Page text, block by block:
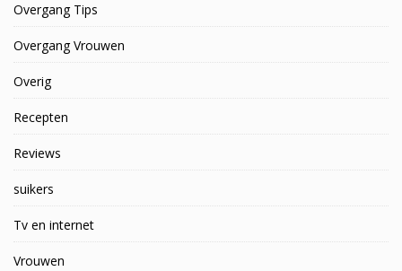
Overgang Tips
Overgang Vrouwen
Overig
Recepten
Reviews
suikers
Tv en internet
Vrouwen